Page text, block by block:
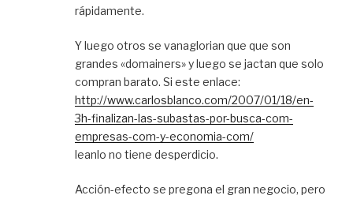
rápidamente.
Y luego otros se vanaglorian que que son
grandes «domainers» y luego se jactan que solo
compran barato. Si este enlace:
http://www.carlosblanco.com/2007/01/18/en-
3h-finalizan-las-subastas-por-busca-com-
empresas-com-y-economia-com/
leanlo no tiene desperdicio.
Acción-efecto se pregona el gran negocio, pero